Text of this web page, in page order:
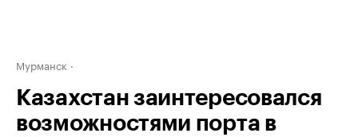
Мурманск
Казахстан заинтересовался
возможностями порта в